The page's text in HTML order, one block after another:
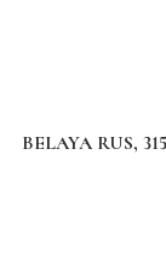
BELAYA RUS, 315